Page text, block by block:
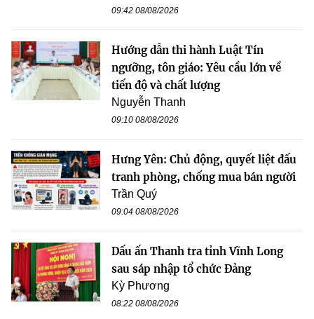
09:42 08/08/2026
Hướng dẫn thi hành Luật Tín
ngưỡng, tôn giáo: Yêu cầu lớn về
tiến độ và chất lượng
Nguyễn Thanh
09:10 08/08/2026
Hưng Yên: Chủ động, quyết liệt đấu
tranh phòng, chống mua bán người
Trần Quý
09:04 08/08/2026
Dấu ấn Thanh tra tỉnh Vĩnh Long
sau sáp nhập tổ chức Đảng
Kỳ Phương
08:22 08/08/2026